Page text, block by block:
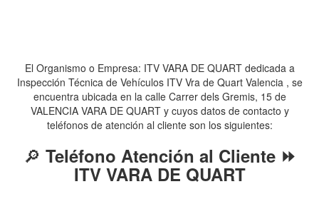
El Organismo o Empresa: ITV VARA DE QUART dedicada a
Inspección Técnica de Vehículos ITV Vra de Quart Valencia , se
encuentra ubicada en la calle Carrer dels Gremis, 15 de
VALENCIA VARA DE QUART y cuyos datos de contacto y
teléfonos de atención al cliente son los siguientes:
🔎 Teléfono Atención al Cliente ⏩
ITV VARA DE QUART